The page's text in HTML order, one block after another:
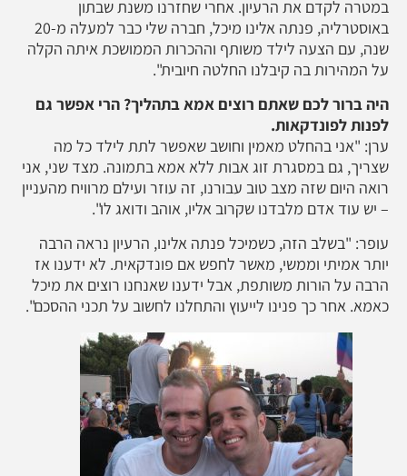
במטרה לקדם את הרעיון. אחרי שחזרנו משנת שבתון
באוסטרליה, פנתה אלינו מיכל, חברה שלי כבר למעלה מ-20
שנה, עם הצעה לילד משותף וההכרות הממושכת איתה הקלה
על המהירות בה קיבלנו החלטה חיובית".
היה ברור לכם שאתם רוצים אמא בתהליך? הרי אפשר גם
לפנות לפונדקאות.
ערן: "אני בהחלט מאמין וחושב שאפשר לתת לילד כל מה
שצריך, גם במסגרת זוג אבות ללא אמא בתמונה. מצד שני, אני
רואה היום שזה מצב טוב עבורנו, זה עוזר ועילם מרוויח מהעניין
– יש עוד אדם מלבדנו שקרוב אליו, אוהב ודואג לו".
עופר: "בשלב הזה, כשמיכל פנתה אלינו, הרעיון נראה הרבה
יותר אמיתי וממשי, מאשר לחפש אם פונדקאית. לא ידענו אז
הרבה על הורות משותפת, אבל ידענו שאנחנו רוצים את מיכל
כאמא. אחר כך פנינו לייעוץ והתחלנו לחשוב על תכני ההסכם".